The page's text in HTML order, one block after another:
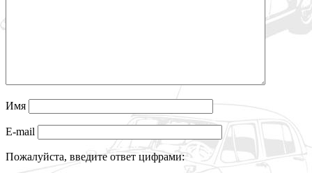
Имя
E-mail
Пожалуйста, введите ответ цифрами: